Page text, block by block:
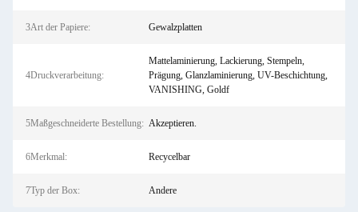
3Art der Papiere: Gewalzplatten
4Druckverarbeitung:
Mattelaminierung, Lackierung, Stempeln,
Prägung, Glanzlaminierung, UV-Beschichtung,
VANISHING, Goldf
5Maßgeschneiderte Bestellung: Akzeptieren.
6Merkmal: Recycelbar
7Typ der Box: Andere